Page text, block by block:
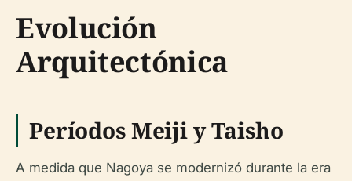
Evolución
Arquitectónica
Períodos Meiji y Taisho
A medida que Nagoya se modernizó durante la era